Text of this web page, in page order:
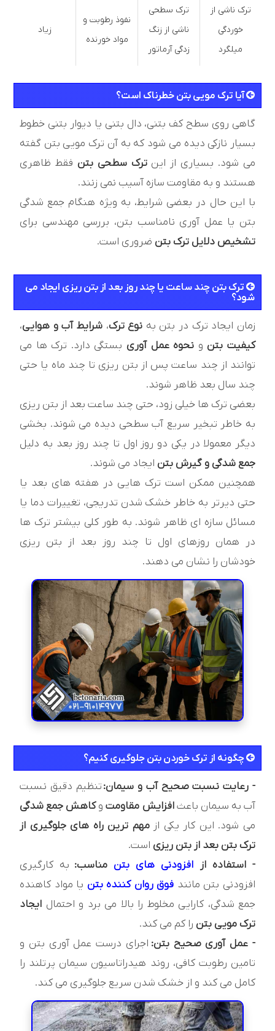
ترک ناشی از
خوردگی
میلگرد
ترک سطحی
ناشی از زنگ
زدگی آرماتور
نفوذ رطوبت و
مواد خورنده
زیاد
آیا ترک مویی بتن خطرناک است؟
گاهی روی سطح کف بتنی، دال بتنی یا دیوار بتنی خطوط
بسیار نازکی دیده می شود که به آن ترک مویی بتن گفته
می شود. بسیاری از اینترک سطحی بتن فقط ظاهری
هستند و به مقاومت سازه آسیب نمی زنند.
با این حال در بعضی شرایط، به ویژه هنگام جمع شدگی
بتن یا عمل آوری نامناسب بتن، بررسی مهندسی برای
تشخیص دلایل ترک بتن ضروری است.
ترک بتن چند ساعت یا چند روز بعد از بتن ریزی ایجاد می
شود؟
زمان ایجاد ترک در بتن به نوع ترک،شرایط آب و هوایی،
کیفیت بتن و نحوه عمل آوری بستگی دارد. ترک ها می
توانند از چند ساعت پس از بتن ریزی تا چند ماه یا حتی
چند سال بعد ظاهر شوند.
بعضی ترک ها خیلی زود، حتی چند ساعت بعد از بتن ریزی
به خاطر تبخیر سریع آب سطحی دیده می شوند. بخشی
دیگر معمولا در یکی دو روز اول تا چند روز بعد به دلیل
جمع شدگی و گیرش بتن ایجاد می شوند.
همچنین ممکن است ترک هایی در هفته های بعد یا
حتی دیرتر به خاطر خشک شدن تدریجی، تغییرات دما یا
مسائل سازه ای ظاهر شوند. به طور کلی بیشتر ترک ها
در همان روزهای اول تا چند روز بعد از بتن ریزی
خودشان را نشان می دهند.
چگونه از ترک خوردن بتن جلوگیری کنیم؟
- رعایت نسبت صحیح آب و سیمان:تنظیم دقیق نسبت
آب به سیمان باعثافزایش مقاومتوکاهش جمع شدگی
می شود. این کار یکی از مهم ترین راه های جلوگیری از
ترک بتن بعد از بتن ریزی است.
- استفاده از افزودنی های بتن مناسب: به کارگیری
افزودنی بتن مانند فوق روان کننده بتن یا مواد کاهنده
جمع شدگی، کارایی مخلوط را بالا می برد و احتمال ایجاد
ترک مویی بتن را کم می کند.
- عمل آوری صحیح بتن: اجرای درست عمل آوری بتن و
تامین رطوبت کافی، روند هیدراتاسیون سیمان پرتلند را
کامل می کند و از خشک شدن سریع جلوگیری می کند.